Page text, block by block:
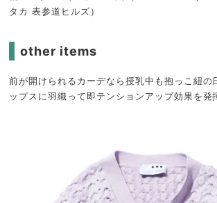
タカ 表参道ヒルズ）
other items
前が開けられるカーデなら授乳中も抱っこ紐の
ップスに羽織って即テンションアップ効果を発